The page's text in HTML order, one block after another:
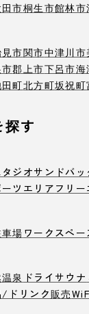
市桐生市館林市
市関市中津川市
郡上市下呂市海
町北方町坂祝町
探す
タジオサンドバッ
ツエリア フリ
場 ワークスペー
泉 ドライサウナ
ドリンク販売